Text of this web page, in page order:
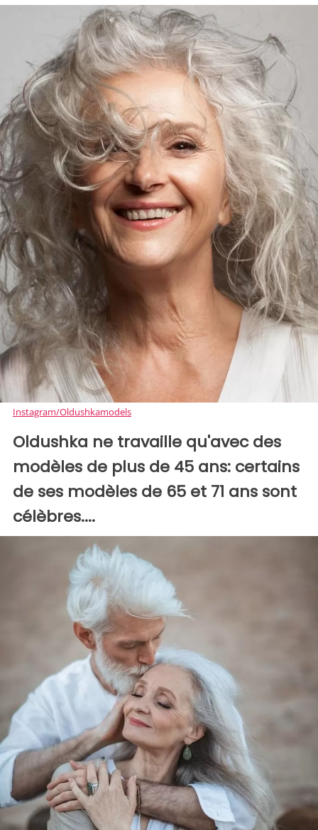
Instagram/Oldushkamodels
Oldushka ne travaille qu'avec des
modèles de plus de 45 ans: certains
de ses modèles de 65 et 71 ans sont
célèbres....